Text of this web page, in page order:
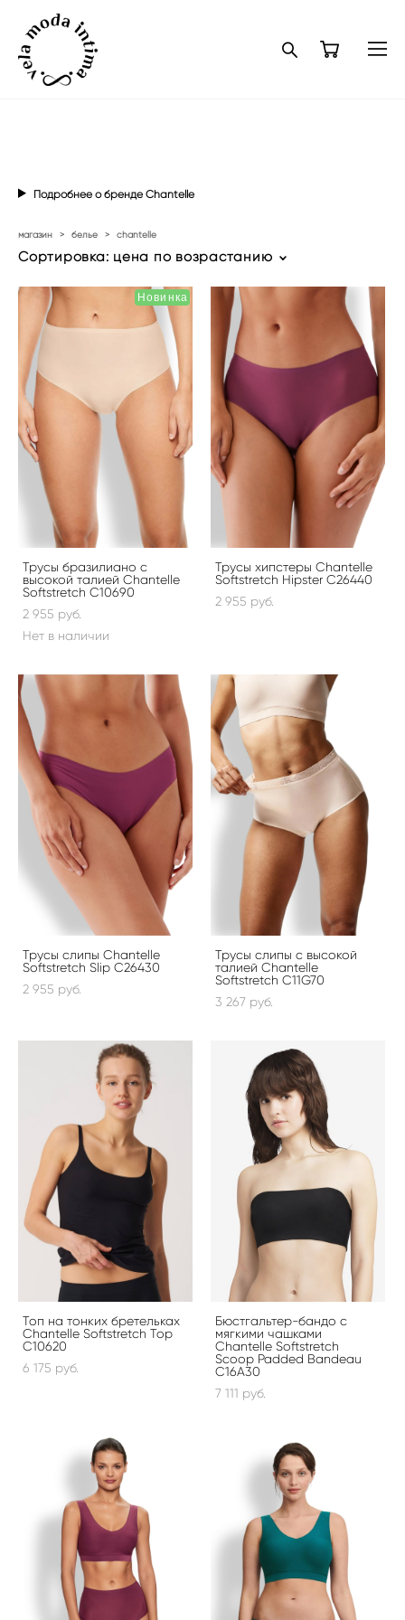
Подробнее о бренде Chantelle
магазин > белье > chantelle
Сортировка: цена по возрастанию
Новинка
Трусы бразилиано с
высокой талией Chantelle
Softstretch C10690
2 955 pуб.
Нет в наличии
Трусы хипстеры Chantelle
Softstretch Hipster C26440
2 955 pуб.
Трусы слипы Chantelle
Softstretch Slip C26430
2 955 pуб.
Трусы слипы с высокой
талией Chantelle
Softstretch C11G70
3 267 pуб.
Топ на тонких бретельках
Chantelle Softstretch Top
C10620
6 175 pуб.
Бюстгальтер-бандо с
мягкими чашками
Chantelle Softstretch
Scoop Padded Bandeau
C16A30
7 111 pуб.